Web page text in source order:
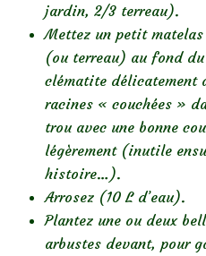
jardin, 2/3 terreau).
Mettez un petit
(ou terreau) au fond
clématite délicatement
racines « couchées »
trou avec une bonne
légèrement (inutile
histoire…).
Arrosez (10 L d’eau).
Plantez une ou deux
arbustes devant, pour